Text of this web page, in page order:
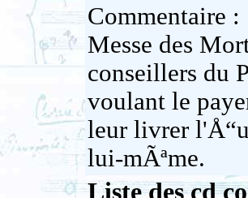
Commentaire :
Messe des
conseillers du
voulant le
leur livrer
lui-mÃªme.
Liste des cd